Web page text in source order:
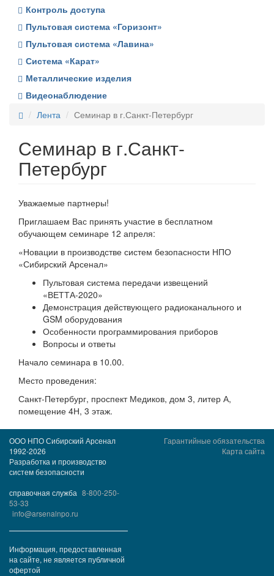
Контроль доступа
Пультовая система «Горизонт»
Пультовая система «Лавина»
Система «Карат»
Металлические изделия
Видеонаблюдение
Лента
Семинар в г.Санкт-Петербург
Семинар в г.Санкт-
Петербург
Уважаемые партнеры!
Приглашаем Вас принять участие в бесплатном
обучающем семинаре 12 апреля:
«Новации в производстве систем безопасности НПО
«Сибирский Арсенал»
Пультовая система передачи извещений
«ВЕТТА-2020»
Демонстрация действующего радиоканального и
GSM оборудования
Особенности программирования приборов
Вопросы и ответы
Начало семинара в 10.00.
Место проведения:
Санкт-Петербург, проспект Медиков, дом 3, литер А,
помещение 4Н, 3 этаж.
ООО НПО Сибирский Арсенал
1992-2026
Разработка и производство
систем безопасности
справочная служба 8-800-250-
53-33
info@arsenalnpo.ru
Информация, предоставленная
на сайте, не является публичной
офертой
Гарантийные обязательства
Карта сайта